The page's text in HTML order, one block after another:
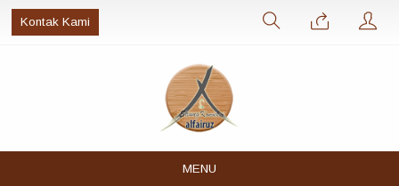
Kontak Kami
MENU